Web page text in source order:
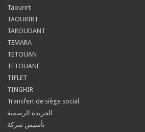
Taourirt
TAOURIRT
TAROUDANT
TEMARA
TETOUAN
TETOUANE
TIFLET
TINGHIR
Transfert de siège social
الجريدة الرسمية
تأسيس شركة